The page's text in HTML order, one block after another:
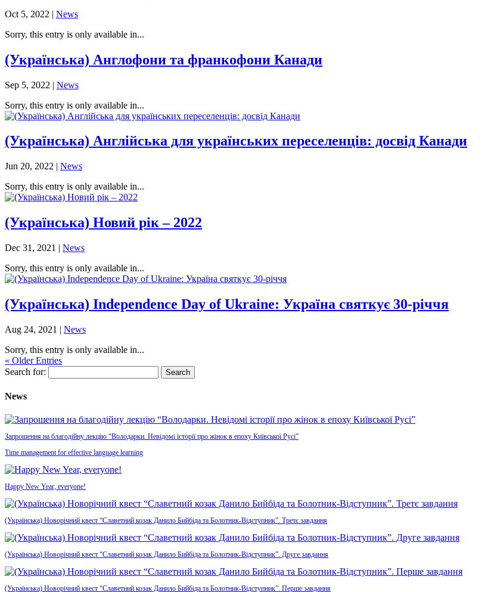
Oct 5, 2022 | News
Sorry, this entry is only available in...
(Українська) Англофони та франкофони Канади
Sep 5, 2022 | News
Sorry, this entry is only available in...
(Українська) Англійська для українських переселенців: досвід Канади
Jun 20, 2022 | News
Sorry, this entry is only available in...
(Українська) Новий рік – 2022
Dec 31, 2021 | News
Sorry, this entry is only available in...
(Українська) Independence Day of Ukraine: Україна святкує 30-річчя
Aug 24, 2021 | News
Sorry, this entry is only available in...
« Older Entries
Search for:
News
Запрошення на благодійну лекцію “Володарки. Невідомі історії про жінок в епоху Київської Русі”
Time management for effective language learning
Happy New Year, everyone!
(Українська) Новорічний квест “Славетний козак Данило Бийбіда та Болотник-Відступник”. Третє завдання
(Українська) Новорічний квест “Славетний козак Данило Бийбіда та Болотник-Відступник”. Друге завдання
(Українська) Новорічний квест “Славетний козак Данило Бийбіда та Болотник-Відступник”. Перше завдання